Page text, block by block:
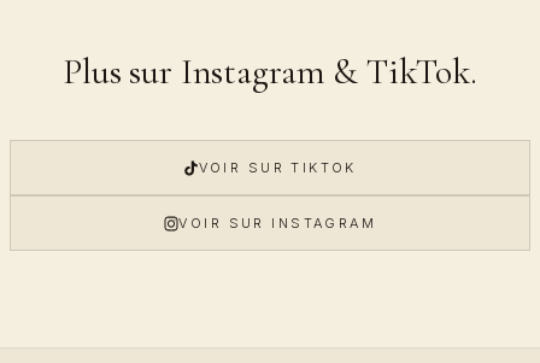
Plus sur Instagram & TikTok.
VOIR SUR TIKTOK
VOIR SUR INSTAGRAM